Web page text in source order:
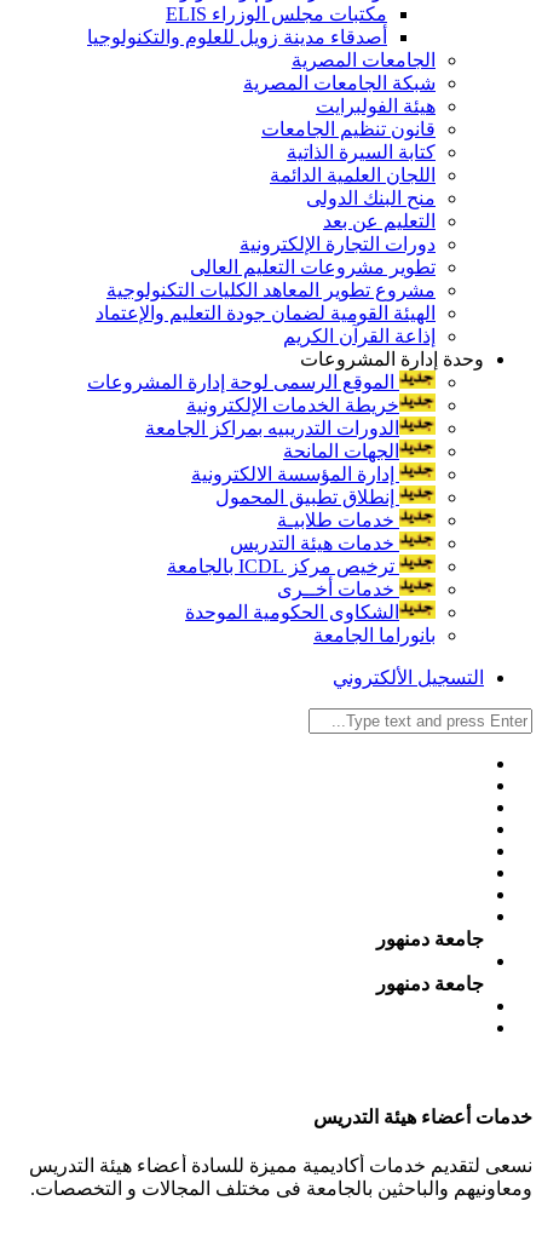
مكتبات مجلس الوزراء ELIS
أصدقاء مدينة زويل للعلوم والتكنولوجيا
الجامعات المصرية
شبكة الجامعات المصرية
هيئة الفولبرايت
قانون تنظيم الجامعات
كتابة السيرة الذاتية
اللجان العلمية الدائمة
منح البنك الدولى
التعليم عن بعد
دورات التجارة الإلكترونية
تطوير مشروعات التعليم العالى
مشروع تطوير المعاهد الكليات التكنولوجية
الهيئة القومية لضمان جودة التعليم والإعتماد
إذاعة القرآن الكريم
وحدة إدارة المشروعات
الموقع الرسمى لوحة إدارة المشروعات
خريطة الخدمات الإلكترونية
الدورات التدريبيه بمراكز الجامعة
الجهات المانحة
إدارة المؤسسة الالكترونية
إنطلاق تطبيق المحمول
خدمات طلابيـة
خدمات هيئة التدريس
ترخيص مركز ICDL بالجامعة
خدمات أخــرى
الشكاوى الحكومية الموحدة
بانوراما الجامعة
التسجيل الألكتروني
جامعة دمنهور
جامعة دمنهور
خدمات أعضاء هيئة التدريس
نسعى لتقديم خدمات أكاديمية مميزة للسادة أعضاء هيئة التدريس
ومعاونيهم والباحثين بالجامعة فى مختلف المجالات و التخصصات.